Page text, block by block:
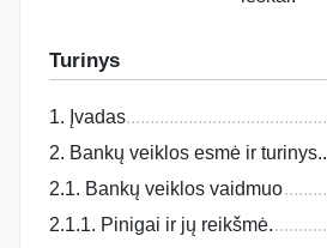
Turinys
1. Įvadas
2. Bankų veiklos esmė ir turinys..
2.1. Bankų veiklos vaidmuo
2.1.1. Pinigai ir jų reikšmė.